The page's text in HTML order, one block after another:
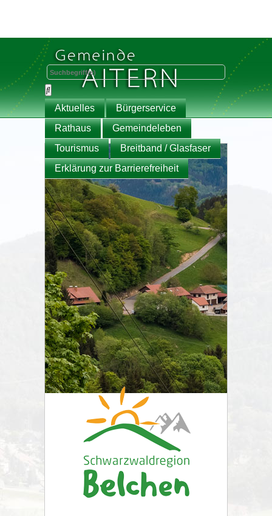
Aktuelles
Bürgerservice
Rathaus
Gemeindeleben
Tourismus
Breitband / Glasfaser
Erklärung zur Barrierefreiheit